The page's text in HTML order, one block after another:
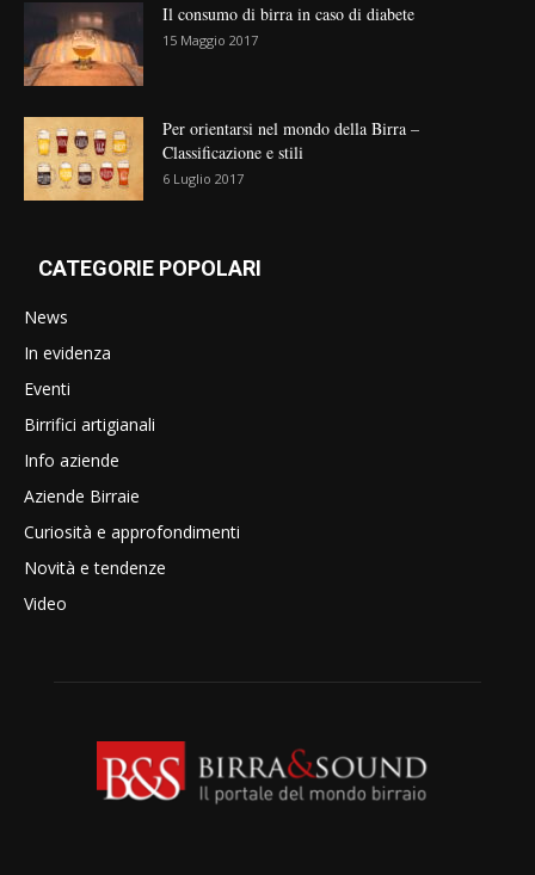
Il consumo di birra in caso di diabete
15 Maggio 2017
Per orientarsi nel mondo della Birra –
Classificazione e stili
6 Luglio 2017
CATEGORIE POPOLARI
News
In evidenza
Eventi
Birrifici artigianali
Info aziende
Aziende Birraie
Curiosità e approfondimenti
Novità e tendenze
Video